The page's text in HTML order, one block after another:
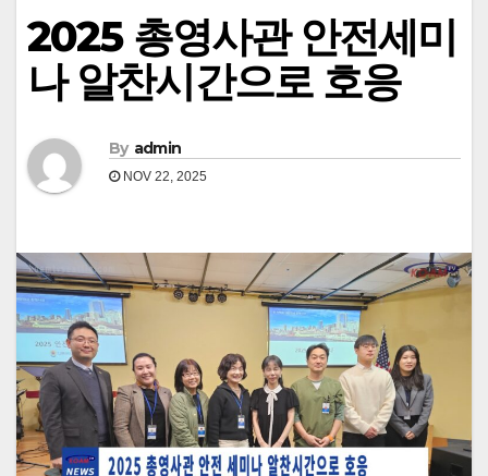
2025 총영사관 안전세미
나 알찬시간으로 호응
By admin
NOV 22, 2025